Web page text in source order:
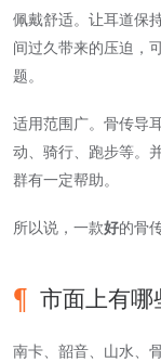
佩戴舒适。让耳道保
间过久带来的压迫，
题。
适用范围广。骨传导
动、骑行、跑步等。
群有一定帮助。
所以说，一款好的骨
市面上有哪
南卡、韶音、山水、